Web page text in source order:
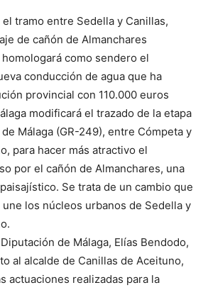
tramo entre Sedella y Canillas,
de cañón de Almanchares
como sendero el
conducción de agua que ha
provincial con 110.000 euros
modificará el trazado de la etapa
Málaga (GR-249), entre Cómpeta y
para hacer más atractivo el
por el cañón de Almanchares, una
Se trata de un cambio que
los núcleos urbanos de Sedella y
de Málaga, Elías Bendodo,
al alcalde de Canillas de Aceituno,
actuaciones realizadas para la